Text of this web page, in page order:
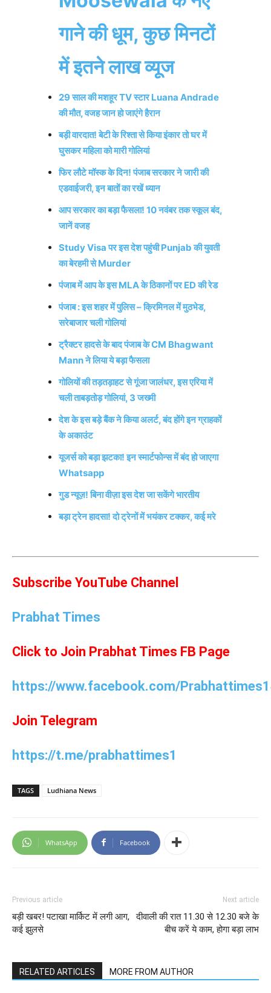
गाने की धूम, कुछ मिनटों
में इतने लाख व्यूज
29 साल की मशहूर TV स्टार Luana Andrade
की मौत, वजह जान हो जाएंगे हैरान
बड़ी वारदात! बेटी के रिश्ता से किया इंकार तो घर में
घुसकर महिला को मारी गोलियां
फिर लौटे मॉस्क के दिन! पंजाब सरकार ने जारी की
एडवाईजरी, इन बातों का रखें ध्यान
आप सरकार का बड़ा फैसला! 10 नवंबर तक स्कूल बंद,
जानें वजह
Study Visa पर इस देश पहुंची Punjab की युवती
का बेरहमी से Murder
पंजाब में आप के इस MLA के ठिकानों पर ED की रेड
पंजाब : इस शहर में पुलिस – क्रिमिनल में मुठभेड,
सरेबाजार चली गोलियां
ट्रैक्टर हादसे के बाद पंजाब के CM Bhagwant
Mann ने लिया ये बड़ा फैसला
गोलियों की तड़तड़ाहट से गूंजा जालंधर, इस एरिया में
चली ताबड़तोड़ गोलियां, 3 जख्मी
देश के इस बड़े बैंक ने किया अलर्ट, बंद होंगे इन ग्राहकों
के अकाउंट
यूजर्स को बड़ा झटका! इन स्मार्टफोन्स में बंद हो जाएगा
Whatsapp
गुड न्यूज़! बिना वीज़ा इस देश जा सकेंगे भारतीय
बड़ा ट्रेन हादसा! दो ट्रेनों में भयंकर टक्कर, कई मरे
Subscribe YouTube Channel
Prabhat Times
Click to Join Prabhat Times FB Page
https://www.facebook.com/
Join Telegram
https://t.me/prabhattimes1
TAGS Ludhiana News
WhatsApp Facebook
Previous article
बड़ी खबर! पटाखा मार्किट में लगी आग,
कई झुलसे
Next article
दीवाली की रात 11.30 से 12.30 बजे के
बीच करें ये काम, होगा बड़ा लाभ
RELATED ARTICLES MORE FROM AUTHOR